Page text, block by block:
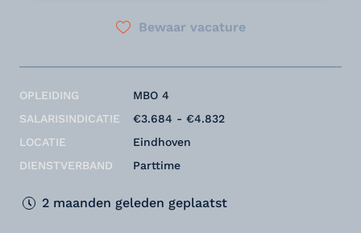
Bewaar vacature
OPLEIDING
SALARISINDICATIE
LOCATIE
DIENSTVERBAND
MBO 4
€3.684 - €4.832
Eindhoven
Parttime
2 maanden geleden geplaatst